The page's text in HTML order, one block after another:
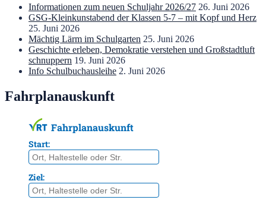
Informationen zum neuen Schuljahr 2026/27 26. Juni 2026
GSG-Kleinkunstabend der Klassen 5-7 – mit Kopf und Herz
25. Juni 2026
Mächtig Lärm im Schulgarten 25. Juni 2026
Geschichte erleben, Demokratie verstehen und Großstadtluft
schnuppern 19. Juni 2026
Info Schulbuchausleihe 2. Juni 2026
Fahrplanauskunft